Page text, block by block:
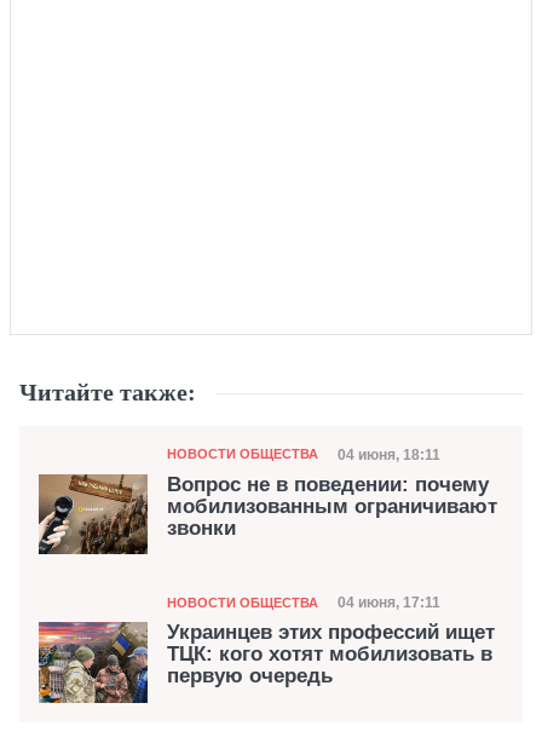
Читайте также:
Категория
НОВОСТИ ОБЩЕСТВА Дата публикации
04 июня, 18:11
Вопрос не в поведении: почему
мобилизованным ограничивают
звонки
Категория
НОВОСТИ ОБЩЕСТВА Дата публикации
04 июня, 17:11
Украинцев этих профессий ищет
ТЦК: кого хотят мобилизовать в
первую очередь